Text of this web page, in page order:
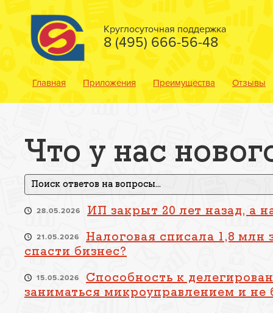
Круглосуточная поддержка
8 (495) 666-56-48
Главная Приложения Преимущества Отзывы
Что у нас
28.05.2026 ИП закрыт 20 лет назад, а
21.05.2026
Налоговая списала 1,8 млн
спасти бизнес?
15.05.2026
Способность к
заниматься микроуправлением и